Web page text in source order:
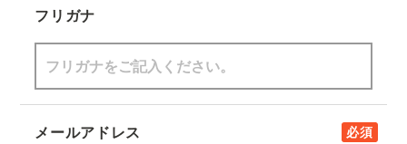
フリガナ
メールアドレス 必須